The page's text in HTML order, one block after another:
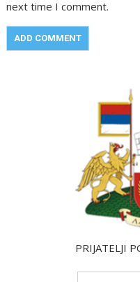
next time I comment.
PRIJATELJI